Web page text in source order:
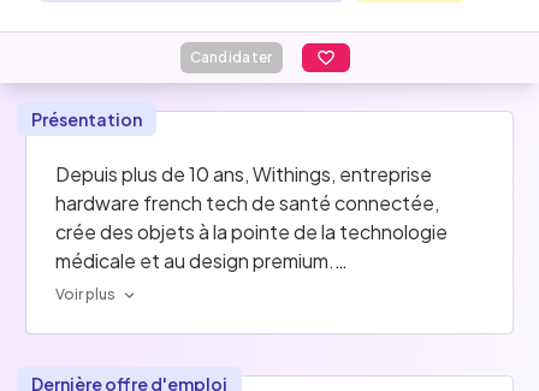
Candidater
Présentation
Depuis plus de 10 ans, Withings, entreprise
hardware french tech de santé connectée,
crée des objets à la pointe de la technologie
médicale et au design premium.
rapport des individus avec leur santé partout
Voir plus
Dernière offre d'emploi